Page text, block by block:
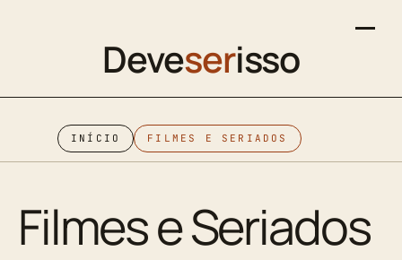
Deveserisso
INÍCIO FILMES E SERIADOS
Filmes e Seriados